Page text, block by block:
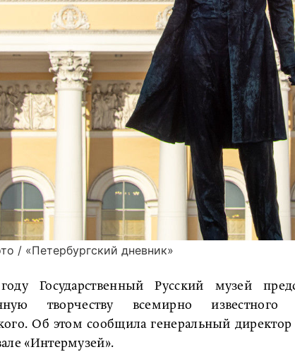
/ «Петербургский дневник»
Государственный Русский музей
творчеству всемирно известного
Об этом сообщила генеральный
«Интермузей».